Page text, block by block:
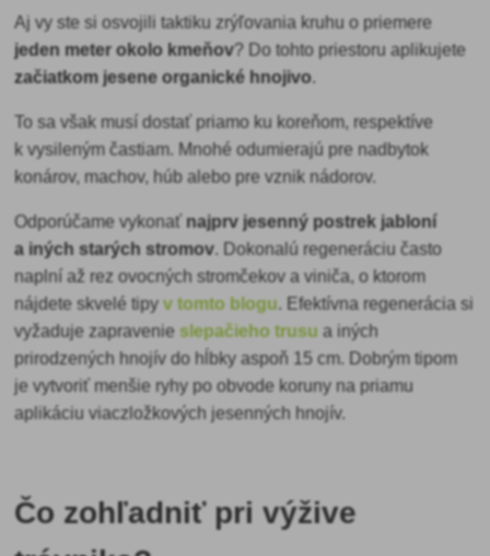
Aj vy ste si osvojili taktiku zrýľovania kruhu o priemere
jeden meter okolo kmeňov? Do tohto priestoru aplikujete
začiatkom jesene organické hnojivo.
To sa však musí dostať priamo ku koreňom, respektíve
k vysileným častiam. Mnohé odumierajú pre nadbytok
konárov, machov, húb alebo pre vznik nádorov.
Odporúčame vykonaťnajprv jesenný postrek jabloní
a iných starých stromov. Dokonalú regeneráciu často
naplní až rez ovocných stromčekov a viniča, o ktorom
nájdete skvelé tipyv tomto blogu. Efektívna regenerácia si
vyžaduje zapravenieslepačieho trusu a iných
prirodzených hnojív do hĺbky aspoň 15 cm. Dobrým tipom
je vytvoriť menšie ryhy po obvode koruny na priamu
aplikáciu viaczložkových jesenných hnojív.
Čo zohľadniť pri výžive